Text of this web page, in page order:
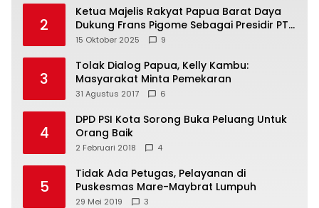
2
Ketua Majelis Rakyat Papua Barat Daya
Dukung Frans Pigome Sebagai Presidir PT
Freeport Indonesia
15 Oktober 2025 9
3
Tolak Dialog Papua, Kelly Kambu:
Masyarakat Minta Pemekaran
31 Agustus 2017 6
4
DPD PSI Kota Sorong Buka Peluang Untuk
Orang Baik
2 Februari 2018 4
5
Tidak Ada Petugas, Pelayanan di
Puskesmas Mare-Maybrat Lumpuh
29 Mei 2019 3